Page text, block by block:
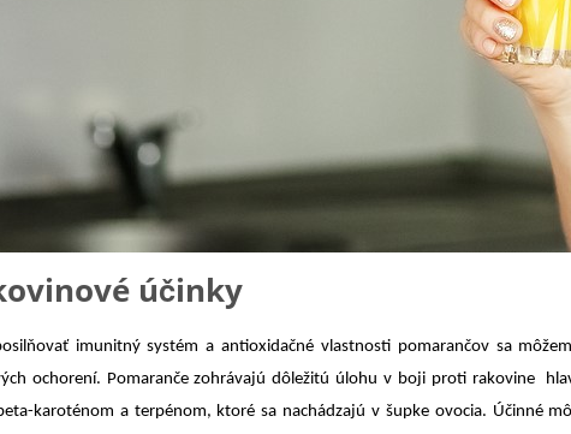
účinky
imunitný systém a antioxidačné vlastnosti pomarančov sa
ochorení. Pomaranče zohrávajú dôležitú úlohu v boji proti rakovine
karoténom a terpénom, ktoré sa nachádzajú v šupke ovocia. Účinné